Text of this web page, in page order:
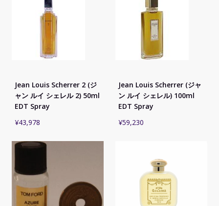
Jean Louis Scherrer 2 (ジ
ャン ルイ シェレル 2) 50ml
EDT Spray
¥43,978
Jean Louis Scherrer (ジャ
ン ルイ シェレル) 100ml
EDT Spray
¥59,230